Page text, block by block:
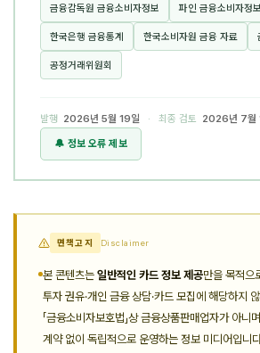
금융감독원 금융소비자정보 파인 금융소비자정
한국은행 금융통계 한국소비자원 금융 자료
공정거래위원회
발행 2026년 5월 19일 · 최종 검토 2026년 7월
🔔 정보 오류 제보
면책고지 Disclaimer
본 콘텐츠는 일반적인 카드 정보 제공만을 목적으
투자 권유·개인 금융 상담·카드 모집에 해당하지
「금융소비자보호법」상 금융상품판매업자가 아니
계약 없이 독립적으로 운영하는 정보 미디어입니